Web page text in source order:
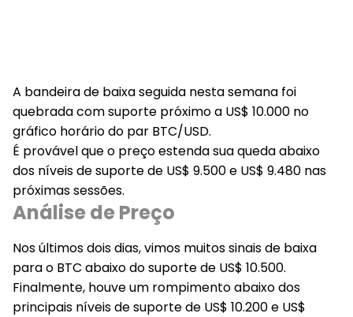
A bandeira de baixa seguida nesta semana foi
quebrada com suporte próximo a US$ 10.000 no
gráfico horário do par BTC/USD.
É provável que o preço estenda sua queda abaixo
dos níveis de suporte de US$ 9.500 e US$ 9.480 nas
próximas sessões.
Análise de Preço
Nos últimos dois dias, vimos muitos sinais de baixa
para o BTC abaixo do suporte de US$ 10.500.
Finalmente, houve um rompimento abaixo dos
principais níveis de suporte de US$ 10.200 e US$